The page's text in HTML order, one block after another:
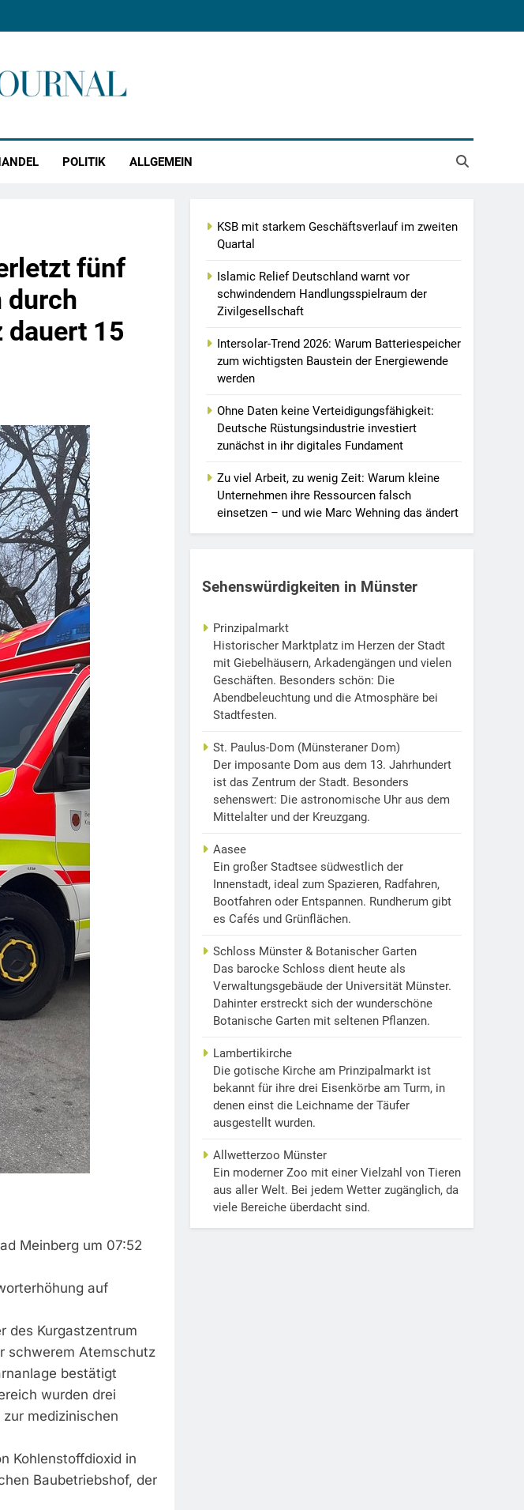
POLITIK ALLGEMEIN
fünf
durch
dauert 15
Meinberg um 07:52
auf
des Kurgastzentrum
schwerem Atemschutz
bestätigt
wurden drei
medizinischen
Kohlenstoffdioxid in
Baubetriebshof, der
KSB mit starkem Geschäftsverlauf im zweiten
Quartal
Islamic Relief Deutschland warnt vor
schwindendem Handlungsspielraum der
Zivilgesellschaft
Intersolar-Trend 2026: Warum Batteriespeicher
zum wichtigsten Baustein der Energiewende
werden
Ohne Daten keine Verteidigungsfähigkeit:
Deutsche Rüstungsindustrie investiert
zunächst in ihr digitales Fundament
Zu viel Arbeit, zu wenig Zeit: Warum kleine
Unternehmen ihre Ressourcen falsch
einsetzen – und wie Marc Wehning das ändert
Sehenswürdigkeiten in Münster
Prinzipalmarkt
Historischer Marktplatz im Herzen der Stadt
mit Giebelhäusern, Arkadengängen und vielen
Geschäften. Besonders schön: Die
Abendbeleuchtung und die Atmosphäre bei
Stadtfesten.
St. Paulus-Dom (Münsteraner Dom)
Der imposante Dom aus dem 13. Jahrhundert
ist das Zentrum der Stadt. Besonders
sehenswert: Die astronomische Uhr aus dem
Mittelalter und der Kreuzgang.
Aasee
Ein großer Stadtsee südwestlich der
Innenstadt, ideal zum Spazieren, Radfahren,
Bootfahren oder Entspannen. Rundherum gibt
es Cafés und Grünflächen.
Schloss Münster & Botanischer Garten
Das barocke Schloss dient heute als
Verwaltungsgebäude der Universität Münster.
Dahinter erstreckt sich der wunderschöne
Botanische Garten mit seltenen Pflanzen.
Lambertikirche
Die gotische Kirche am Prinzipalmarkt ist
bekannt für ihre drei Eisenkörbe am Turm, in
denen einst die Leichname der Täufer
ausgestellt wurden.
Allwetterzoo Münster
Ein moderner Zoo mit einer Vielzahl von Tieren
aus aller Welt. Bei jedem Wetter zugänglich, da
viele Bereiche überdacht sind.